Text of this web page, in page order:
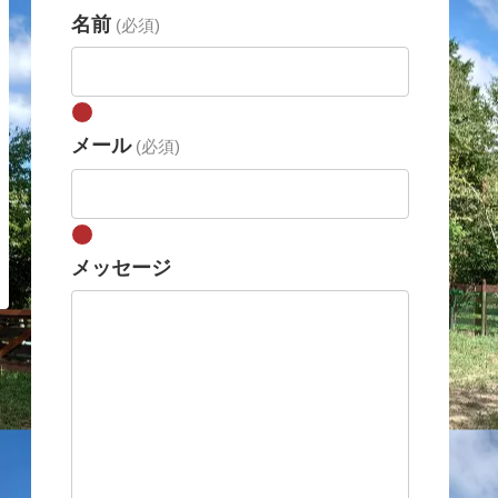
名前 (必須)
メール (必須)
メッセージ